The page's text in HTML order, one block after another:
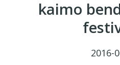
kaimo
2016-